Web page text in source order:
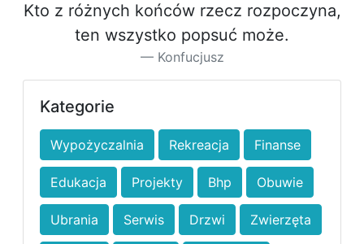
Kto z różnych końców rzecz rozpoczyna,
ten wszystko popsuć może.
Konfucjusz
Kategorie
Wypożyczalnia Rekreacja Finanse
Edukacja Projekty Bhp Obuwie
Ubrania Serwis Drzwi Zwierzęta